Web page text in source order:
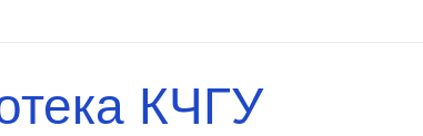
КЧГУ